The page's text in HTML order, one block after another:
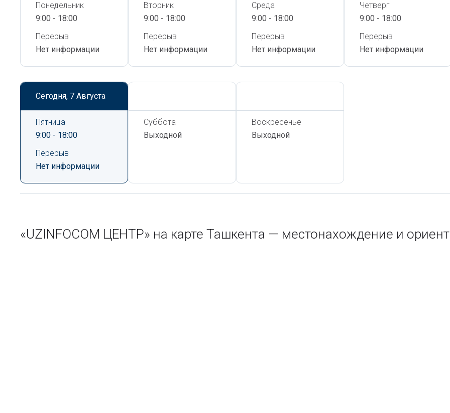
Понедельник
9:00 - 18:00
Перерыв
Нет информации
Вторник
9:00 - 18:00
Перерыв
Нет информации
Среда
9:00 - 18:00
Перерыв
Нет информации
Четверг
9:00 - 18:00
Перерыв
Нет информации
Сегодня, 7 Августа
Пятница
9:00 - 18:00
Перерыв
Нет информации
Суббота
Выходной
Воскресенье
Выходной
«UZINFOCOM ЦЕНТР» на карте Ташкента — местонахождение и